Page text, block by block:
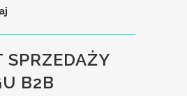
SPRZEDAŻY
B2B